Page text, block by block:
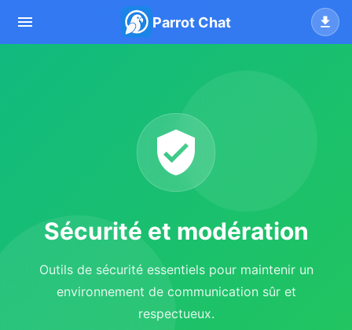
Parrot Chat
Sécurité et modération
Outils de sécurité essentiels pour maintenir un
environnement de communication sûr et
respectueux.